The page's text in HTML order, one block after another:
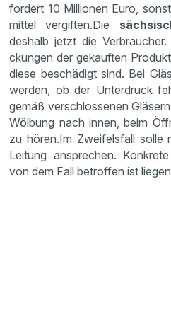
fordert 10 Millionen Euro,
mittel vergiften.Die
deshalb jetzt die
ckungen der gekauften
diese beschä­digt sind. Bei
werden, ob der Unter­druck
gemäß verschlos­senen
Wölbung nach innen, beim
zu hören.Im Zweifels­fall solle
Leitung anspre­chen.
von dem Fall betroffen ist